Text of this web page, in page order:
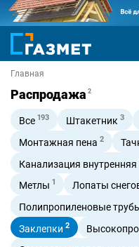
Главная
Распродажа 2
Все 193 Штакетник 3
Монтажная пена 2
Канализация внутренняя
Метлы 1 Лопаты
Полипропиленовые
Заклепки 2